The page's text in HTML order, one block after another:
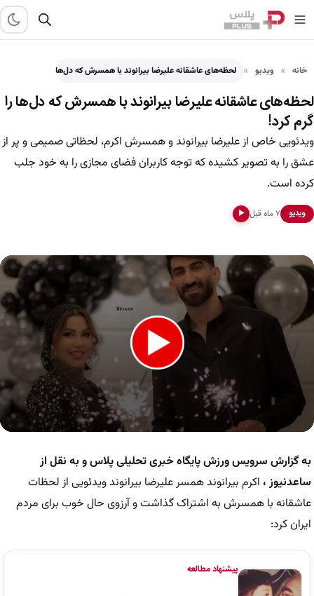
خانه ویدیو لحظه‌های عاشقانه علیرضا بیرانوند با همسرش که دل‌ها را گرم…
لحظه‌های عاشقانه علیرضا بیرانوند با همسرش که دل‌ها را
گرم کرد!
ویدئویی خاص از علیرضا بیرانوند و همسرش اکرم، لحظاتی صمیمی و پر از
عشق را به تصویر کشیده که توجه کاربران فضای مجازی را به خود جلب
کرده است.
ویدیو ۷ ماه قبل ▶
seconds
به گزارش سرویس ورزشپایگاه خبری تحلیلی پلاس و به نقل از
ساعدنیوز، اکرم بیرانوند همسر علیرضا بیرانوند ویدئویی از لحظات
عاشقانه با همسرش به اشتراک گذاشت و آرزوی حال خوب برای مردم
ایران کرد:
پیشنهاد مطالعه